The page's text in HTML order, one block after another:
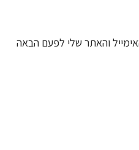
והאתר שלי לפעם הבאה